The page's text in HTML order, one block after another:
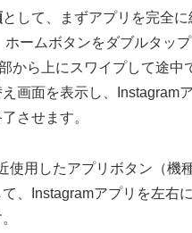
として、まずアプリを完全に
ームボタンをダブルタッ
から上にスワイプして途中
画面を表示し、Instagram
させます。
使用したアプリボタン（機
、Instagramアプリを左右